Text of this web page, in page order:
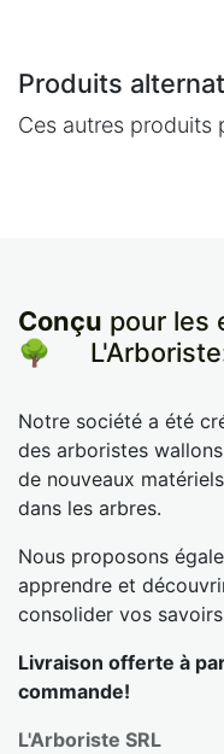
Produits
Ces autres produits
Conçu pour les
🌳
Notre société a été
des arboristes
de nouveaux
dans les arbres.
Nous proposons
apprendre et
consolider vos
Livraison offerte à
commande!
L'Arboriste SRL